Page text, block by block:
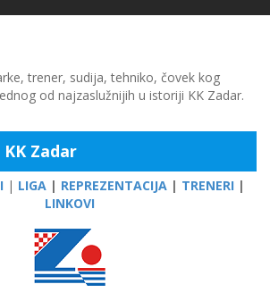
trener, sudija, tehniko, čovek kog
od najzaslužnijih u istoriji KK Zadar.
Zadar
| LIGA | REPREZENTACIJA | TRENERI |
LINKOVI